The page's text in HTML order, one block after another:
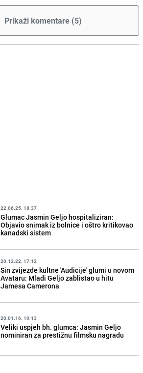
Prikaži komentare (5)
22.06.25. 18:37
Glumac Jasmin Geljo hospitaliziran:
Objavio snimak iz bolnice i oštro kritikovao
kanadski sistem
20.12.22. 17:12
Sin zvijezde kultne 'Audicije' glumi u novom
Avataru: Mladi Geljo zablistao u hitu
Jamesa Camerona
20.01.16. 10:13
Veliki uspjeh bh. glumca: Jasmin Geljo
nominiran za prestižnu filmsku nagradu